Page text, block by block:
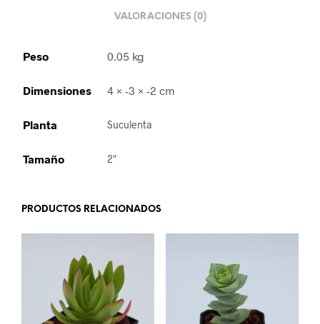
VALORACIONES (0)
Peso 0.05 kg
Dimensiones 4 × -3 × -2 cm
Planta Suculenta
Tamaño 2"
PRODUCTOS RELACIONADOS